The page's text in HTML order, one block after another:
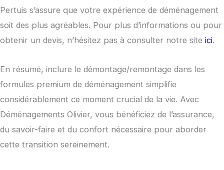
Pertuis s’assure que votre expérience de déménagement
soit des plus agréables. Pour plus d’informations ou pour
obtenir un devis, n’hésitez pas à consulter notre site ici.
En résumé, inclure le démontage/remontage dans les
formules premium de déménagement simplifie
considérablement ce moment crucial de la vie. Avec
Déménagements Olivier, vous bénéficiez de l’assurance,
du savoir-faire et du confort nécessaire pour aborder
cette transition sereinement.